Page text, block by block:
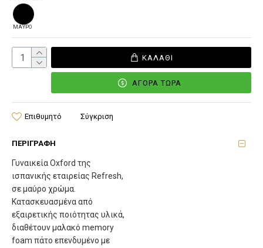
ΜΑΥΡΟ
ΚΑΛΆΘΙ
ΑΓΟΡΆ ΤΏΡΑ
Επιθυμητό Σύγκριση
ΠΕΡΙΓΡΑΦΉ
Γυναικεία Oxford της
ισπανικής εταιρείας Refresh,
σε μαύρο χρώμα.
Κατασκευασμένα από
εξαιρετικής ποιότητας υλικά,
διαθέτουν μαλακό memory
foam πάτο επενδυμένο με